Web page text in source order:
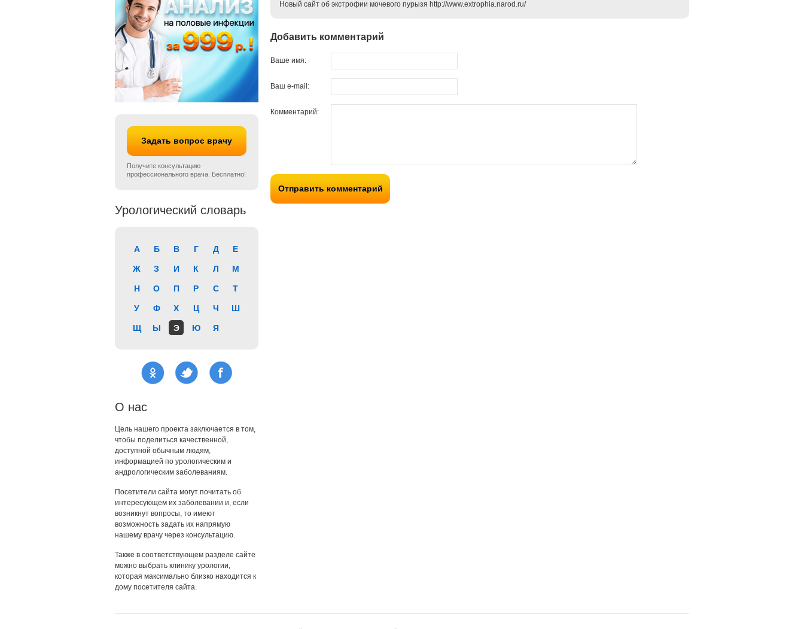
Задать вопрос врачу
Получите консультацию
профессионального врача. Бесплатно!
Урологический словарь
А Б В Г Д Е
Ж З И К Л М
Н О П Р С Т
У Ф Х Ц Ч Ш
Щ Ы Э Ю Я
О нас
Цель нашего проекта заключается в том,
чтобы поделиться качественной,
доступной обычным людям,
информацией по урологическим и
андрологическим заболеваниям.
Посетители сайта могут почитать об
интересующем их заболевании и, если
возникнут вопросы, то имеют
возможность задать их напрямую
нашему врачу через консультацию.
Также в соответствующем разделе сайте
можно выбрать клинику урологии,
которая максимально близко находится к
дому посетителя сайта.
Новый сайт об экстрофии мочевого пурызя http://www.extrophia.narod.ru/
Добавить комментарий
Ваше имя:
Ваш e-mail:
Комментарий:
Отправить комментарий